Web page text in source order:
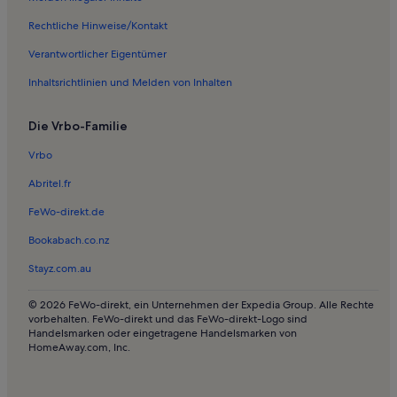
Pensionen in München
Ferienunterkünfte mit Pool in München
Ferienwohnungen und Apartments in München
Bauernhöfe in Oberbayern
Ferienunterkünfte in den Bergen in Oberbayern
Chalets in Oberbayern
Hotels in Oberbayern
Rechtliche Hinweise/Kontakt
Verantwortlicher Eigentümer
Inhaltsrichtlinien und Melden von Inhalten
Die Vrbo-Familie
Vrbo
Abritel.fr
FeWo-direkt.de
Bookabach.co.nz
Stayz.com.au
© 2026 FeWo-direkt, ein Unternehmen der Expedia Group. Alle Rechte
vorbehalten. FeWo-direkt und das FeWo-direkt-Logo sind
Handelsmarken oder eingetragene Handelsmarken von
HomeAway.com, Inc.